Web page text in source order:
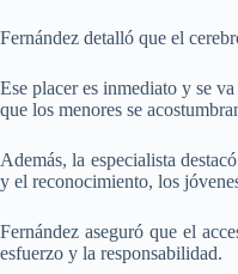
Fernández detalló que el
Ese placer es inmediato y se
que los menores se
Además, la especialista
y el reconocimiento, los
Fernández aseguró que el
esfuerzo y la responsabilidad.